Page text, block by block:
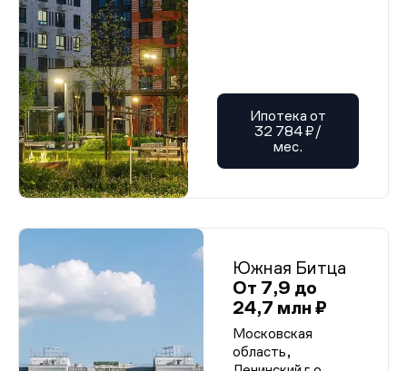
Ипотека от
32 784 ₽/
мес.
Южная Битца
От 7,9 до
24,7 млн ₽
Московская
область,